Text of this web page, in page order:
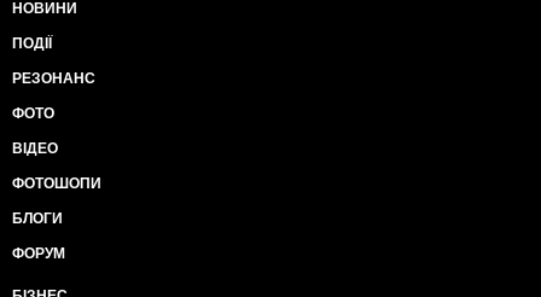
НОВИНИ
ПОДІЇ
РЕЗОНАНС
ФОТО
ВІДЕО
ФОТОШОПИ
БЛОГИ
ФОРУМ